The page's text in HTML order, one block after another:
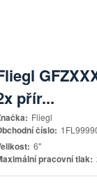
přír...
Fliegl
číslo:
6"
pracovní tlak: